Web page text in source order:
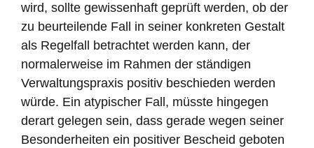
wird, sollte gewissenhaft geprüft werden, ob der
zu beurteilende Fall in seiner konkreten Gestalt
als Regelfall betrachtet werden kann, der
normalerweise im Rahmen der ständigen
Verwaltungspraxis positiv beschieden werden
würde. Ein atypischer Fall, müsste hingegen
derart gelegen sein, dass gerade wegen seiner
Besonderheiten ein positiver Bescheid geboten